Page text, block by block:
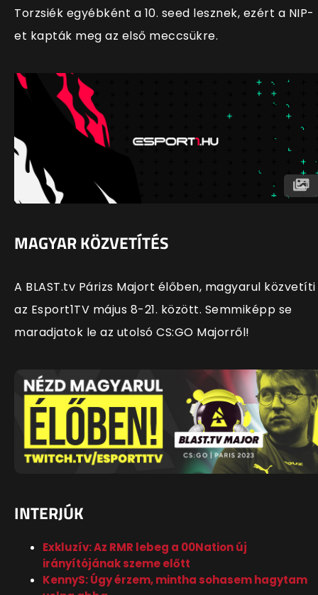
Torzsiék egyébként a 10. seed lesznek, ezért a NIP-
et kapták meg az első meccsükre.
MAGYAR KÖZVETÍTÉS
A BLAST.tv Párizs Majort élőben, magyarul közvetíti
az Esport1TV május 8-21. között. Semmiképp se
maradjatok le az utolsó CS:GO Majorről!
INTERJÚK
Exkluzív: Az RMR lebeg a 00Nation új
irányítójának szeme előtt
KennyS: Úgy érzem, mintha sohasem hagytam